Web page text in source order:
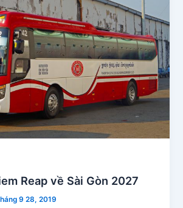
Reap về Sài Gòn 2027
9 28, 2019